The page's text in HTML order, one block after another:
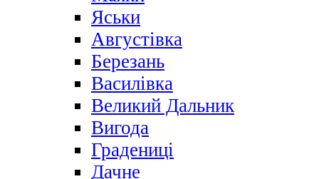
Яськи
Августівка
Березань
Василівка
Великий Дальник
Вигода
Градениці
Дачне